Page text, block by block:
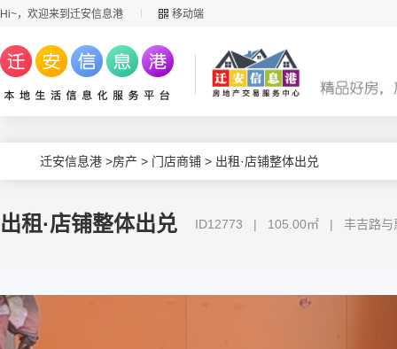
Hi~，欢迎来到迁安信息港 移动端
迁安信息港 >房产 > 门店商铺 > 出租·店铺整体出兑
出租·店铺整体出兑 ID12773 | 105.00㎡ | 丰吉路与